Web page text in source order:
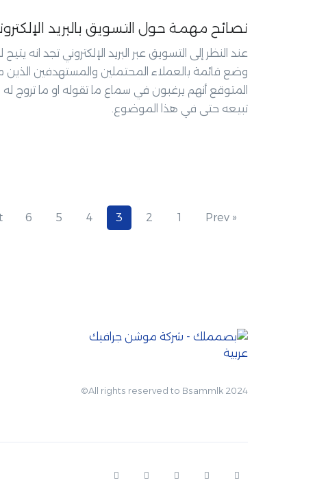
نصائح مهمة حول التسويق بالبريد
عند النظر إلى التسويق عبر البريد الإلكتروني تجد انه يتيح
وضع قائمة بالعملاء المحتملين والمستهدفين الذين
المتوقع أنهم يرغبون في سماع ما تقوله او ما تروج له
تبيعه حتى في هذا الموضوع.
« Prev
1
2
3
4
5
6
All rights reserved to Bsammlk 2024©